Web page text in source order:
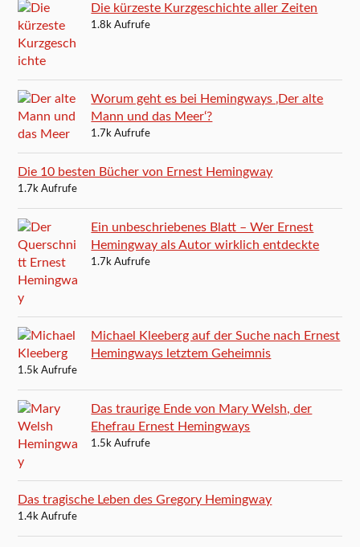
Die kürzeste Kurzgeschichte aller Zeiten
1.8k Aufrufe
Worum geht es bei Hemingways ‚Der alte
Mann und das Meer‘?
1.7k Aufrufe
Die 10 besten Bücher von Ernest Hemingway
1.7k Aufrufe
Ein unbeschriebenes Blatt – Wer Ernest
Hemingway als Autor wirklich entdeckte
1.7k Aufrufe
Michael Kleeberg auf der Suche nach Ernest
Hemingways letztem Geheimnis
1.5k Aufrufe
Das traurige Ende von Mary Welsh, der
Ehefrau Ernest Hemingways
1.5k Aufrufe
Das tragische Leben des Gregory Hemingway
1.4k Aufrufe